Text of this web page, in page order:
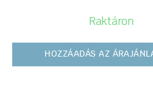
Raktáron
HOZZÁADÁS AZ